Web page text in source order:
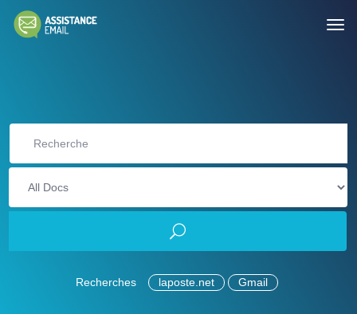
Recherches laposte.net Gmail